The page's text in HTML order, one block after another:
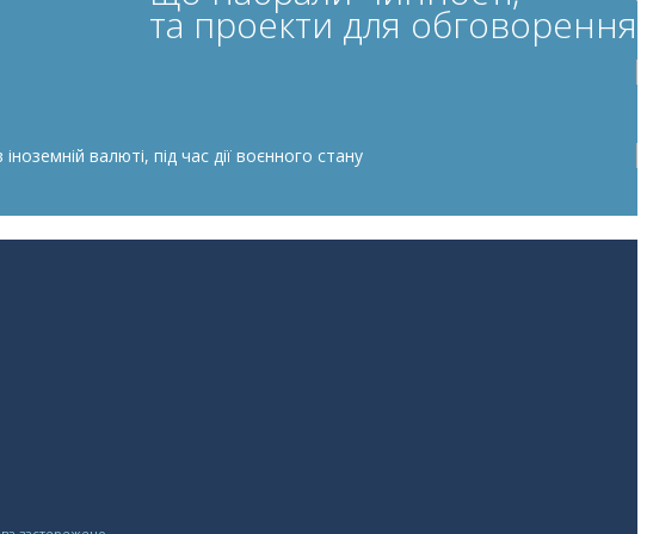
та проекти для обговорення
валюті, під час дії воєнного стану